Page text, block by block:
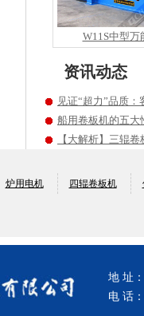
W11S中型万
资讯动态
见证“超力”品质
船用卷板机的五大
【大解析】三辊
炉用电机 四辊卷板机
地 址
电 话